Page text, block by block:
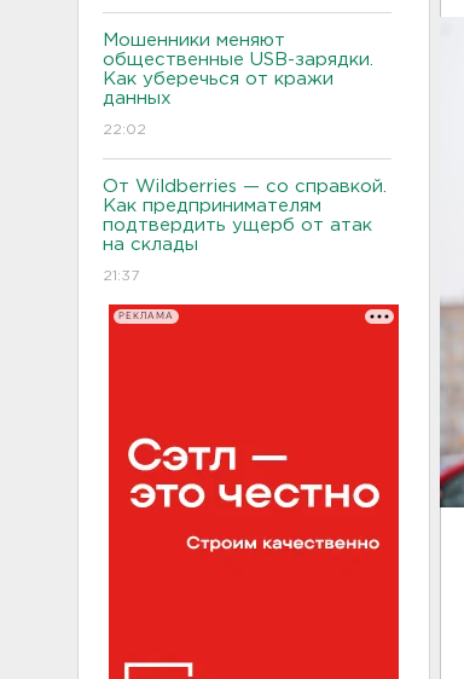
Мошенники меняют
общественные USB-зарядки.
Как уберечься от кражи
данных
22:02
От Wildberries — со справкой.
Как предпринимателям
подтвердить ущерб от атак
на склады
21:37
РЕКЛАМА